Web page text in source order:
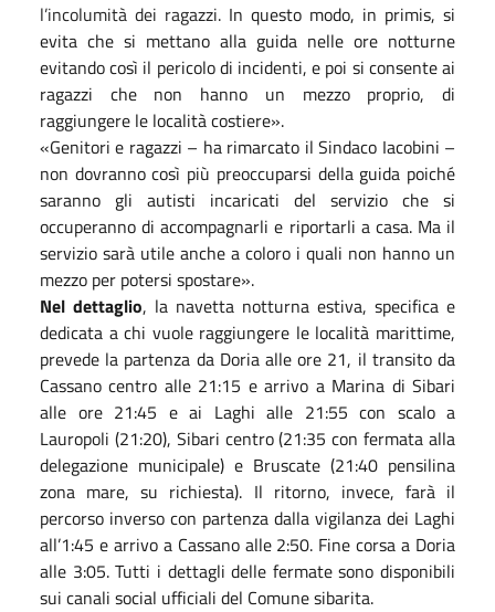
l’incolumità dei ragazzi. In questo modo, in primis, si
evita che si mettano alla guida nelle ore notturne
evitando così il pericolo di incidenti, e poi si consente ai
ragazzi che non hanno un mezzo proprio, di
raggiungere le località costiere».
«Genitori e ragazzi – ha rimarcato il Sindaco Iacobini –
non dovranno così più preoccuparsi della guida poiché
saranno gli autisti incaricati del servizio che si
occuperanno di accompagnarli e riportarli a casa. Ma il
servizio sarà utile anche a coloro i quali non hanno un
mezzo per potersi spostare».
Nel dettaglio, la navetta notturna estiva, specifica e
dedicata a chi vuole raggiungere le località marittime,
prevede la partenza da Doria alle ore 21, il transito da
Cassano centro alle 21:15 e arrivo a Marina di Sibari
alle ore 21:45 e ai Laghi alle 21:55 con scalo a
Lauropoli (21:20), Sibari centro (21:35 con fermata alla
delegazione municipale) e Bruscate (21:40 pensilina
zona mare, su richiesta). Il ritorno, invece, farà il
percorso inverso con partenza dalla vigilanza dei Laghi
all’1:45 e arrivo a Cassano alle 2:50. Fine corsa a Doria
alle 3:05. Tutti i dettagli delle fermate sono disponibili
sui canali social ufficiali del Comune sibarita.